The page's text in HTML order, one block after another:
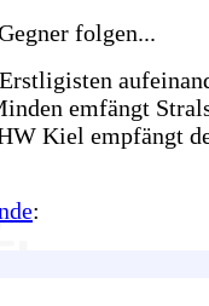
folgen...
emfängt
Kiel empfängt
: